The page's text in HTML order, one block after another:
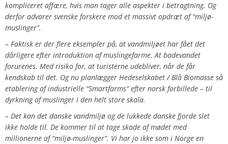
kompliceret affære, hvis man tager alle aspekter i betragtning. Og
derfor advarer svenske forskere mod et massivt opdræt af “miljø-
muslinger”.
– Faktisk er der flere eksempler på, at vandmiljøet har fået det
dårligere efter introduktion af muslingefarme. At badevandet
forurenes. Med risiko for, at turisterne udebliver, når de får
kendskab til det. Og nu planlægger Hedeselskabet / Blå Biomasse så
etablering af industrielle “Smartfarms” efter norsk forbillede – til
dyrkning af muslinger i den helt store skala.
– Det kan det danske vandmiljø og de lukkede danske fjorde slet
ikke holde til. De kommer til at tage skade af mødet med
millionerne af “miljø-muslinger”. Vi har jo ikke som i Norge en